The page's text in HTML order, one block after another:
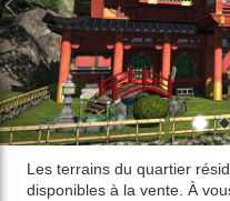
Les terrains du quartier
disponibles à la vente. À